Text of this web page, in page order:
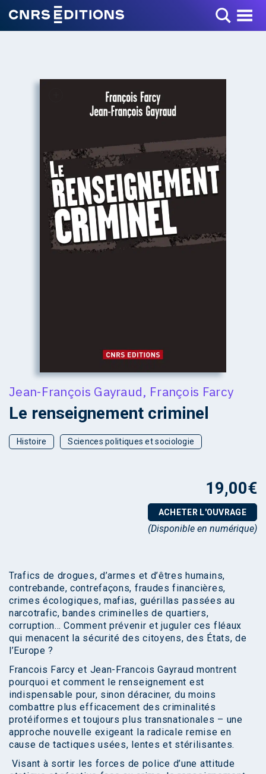
Toggle Menu
Jean-François Gayraud, François Farcy
Le renseignement criminel
Histoire Sciences politiques et sociologie
19,00€
ACHETER L'OUVRAGE
(Disponible en numérique)
Trafics de drogues, d’armes et d’êtres humains,
contrebande, contrefaçons, fraudes financières,
crimes écologiques, mafias, guérillas passées au
narcotrafic, bandes criminelles de quartiers,
corruption… Comment prévenir et juguler ces fléaux
qui menacent la sécurité des citoyens, des États, de
l’Europe ?
Francois Farcy et Jean-Francois Gayraud montrent
pourquoi et comment le renseignement est
indispensable pour, sinon déraciner, du moins
combattre plus efficacement des criminalités
protéiformes et toujours plus transnationales – une
approche nouvelle exigeant la radicale remise en
cause de tactiques usées, lentes et stérilisantes.
Visant à sortir les forces de police d’une attitude